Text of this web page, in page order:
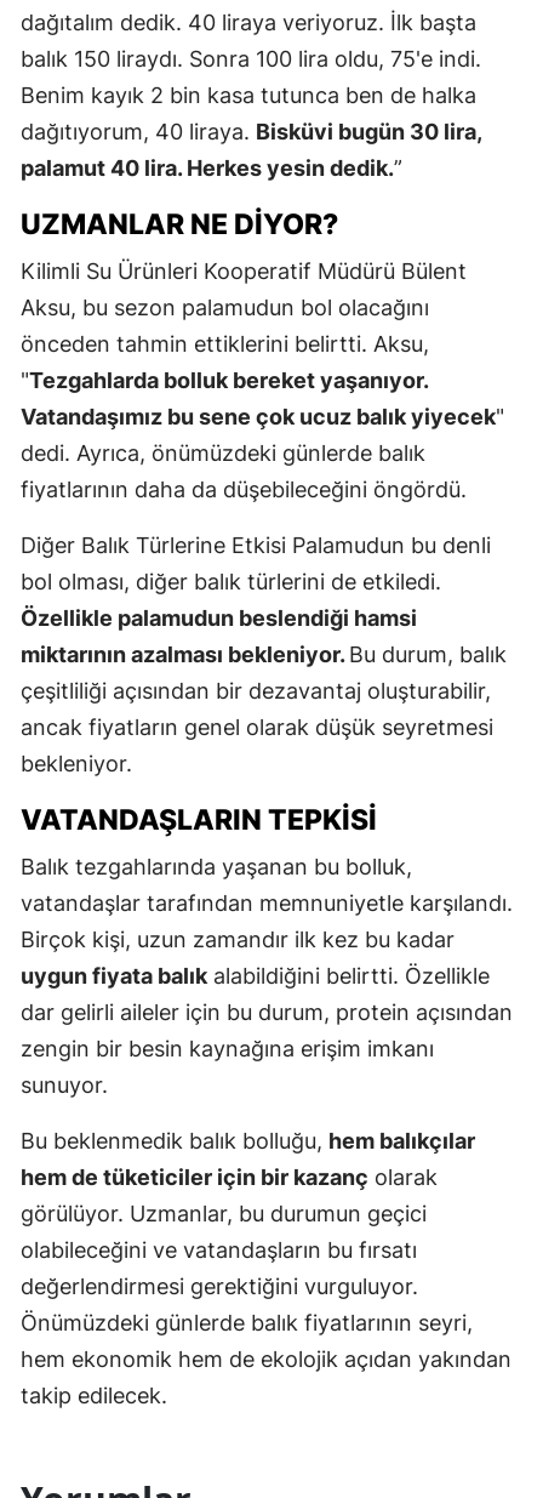
dağıtalım dedik. 40 liraya veriyoruz. İlk başta
balık 150 liraydı. Sonra 100 lira oldu, 75'e indi.
Benim kayık 2 bin kasa tutunca ben de halka
dağıtıyorum, 40 liraya. Bisküvi bugün 30 lira,
palamut 40 lira. Herkes yesin dedik.”
UZMANLAR NE DIYOR?
Kilimli Su Ürünleri Kooperatif Müdürü Bülent
Aksu, bu sezon palamudun bol olacağını
önceden tahmin ettiklerini belirtti. Aksu,
"Tezgahlarda bolluk bereket yaşanıyor.
Vatandaşımız bu sene çok ucuz balık yiyecek"
dedi. Ayrıca, önümüzdeki günlerde balık
fiyatlarının daha da düşebileceğini öngördü.
Diğer Balık Türlerine Etkisi Palamudun bu denli
bol olması, diğer balık türlerini de etkiledi.
Özellikle palamudun beslendiği hamsi
miktarının azalması bekleniyor.Bu durum, balık
çeşitliliği açısından bir dezavantaj oluşturabilir,
ancak fiyatların genel olarak düşük seyretmesi
bekleniyor.
VATANDAŞLARIN TEPKISI
Balık tezgahlarında yaşanan bu bolluk,
vatandaşlar tarafından memnuniyetle karşılandı.
Birçok kişi, uzun zamandır ilk kez bu kadar
uygun fiyata balık alabildiğini belirtti. Özellikle
dar gelirli aileler için bu durum, protein açısından
zengin bir besin kaynağına erişim imkanı
sunuyor.
Bu beklenmedik balık bolluğu, hem balıkçılar
hem de tüketiciler için bir kazanç olarak
görülüyor. Uzmanlar, bu durumun geçici
olabileceğini ve vatandaşların bu fırsatı
değerlendirmesi gerektiğini vurguluyor.
Önümüzdeki günlerde balık fiyatlarının seyri,
hem ekonomik hem de ekolojik açıdan yakından
takip edilecek.